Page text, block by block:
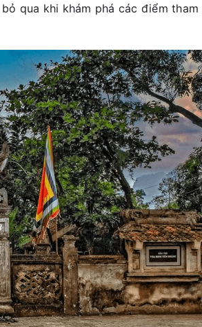
qua khi khám phá các điểm tham